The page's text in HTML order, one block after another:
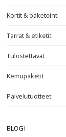
Kortit & paketointi
Tarrat & etiketit
Tulostettavat
Kemupaketit
Palvelutuotteet
BLOGI